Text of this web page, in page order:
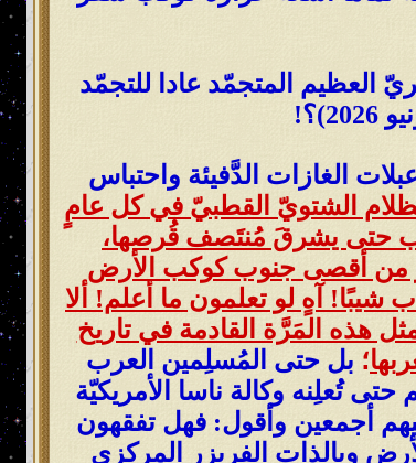
العظيم المتجمّد عادا للتجمّد
الغازات الدَّفيئة واحتباس
أثناء الظلام الشتويّ القطبيّ في كل عامٍ
حتى يشرقَ مُنتَصف قُرصها،
سَقَر من أقصى جنوب كوكب الأرض
آهٍ لو تعلمون ما أعلم! ألا
هذه المَرَّة القادمة في تاريخ
؛ بل حتى المُسلِمين العرب
تُعلِنه وكالة ناسا الأمريكيّة
أجمعين وأقول: فهل تفقهون
وبالذات الفريزر المركزي